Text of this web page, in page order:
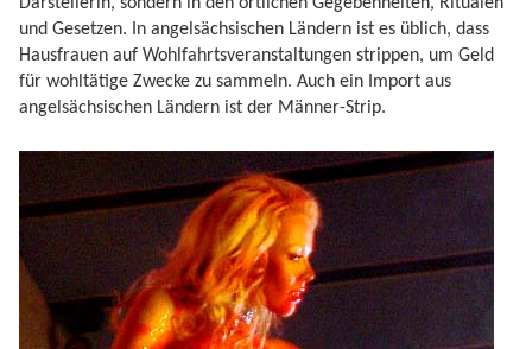
und Gesetzen. In angelsächsischen Ländern ist es üblich, dass
Hausfrauen auf Wohlfahrtsveranstaltungen strippen, um Geld
für wohltätige Zwecke zu sammeln. Auch ein Import aus
angelsächsischen Ländern ist der Männer-Strip.